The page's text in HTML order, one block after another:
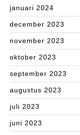
januari 2024
december 2023
november 2023
oktober 2023
september 2023
augustus 2023
juli 2023
juni 2023